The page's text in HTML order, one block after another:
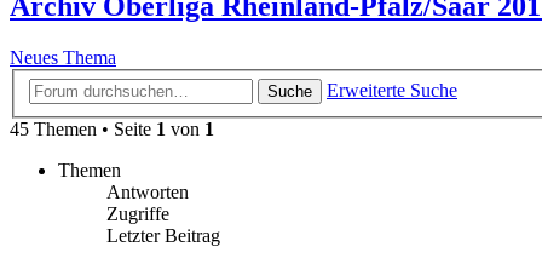
Archiv Oberliga Rheinland-Pfalz/Saar
Neues Thema
Suche
Erweiterte Suche
45 Themen • Seite 1 von 1
Themen
Antworten
Zugriffe
Letzter Beitrag